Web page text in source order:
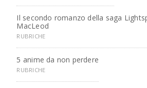
Il secondo romanzo della saga
MacLeod
RUBRICHE
5 anime da non perdere
RUBRICHE